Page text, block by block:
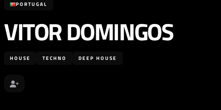
PORTUGAL
VITOR DOMINGOS
HOUSE TECHNO DEEP HOUSE